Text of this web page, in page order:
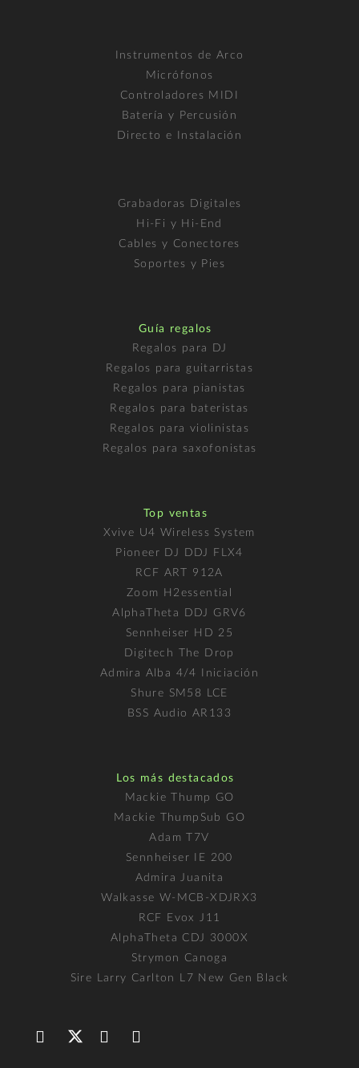
Instrumentos de Arco
Micrófonos
Controladores MIDI
Batería y Percusión
Directo e Instalación
Grabadoras Digitales
Hi-Fi y Hi-End
Cables y Conectores
Soportes y Pies
Guía regalos
Regalos para DJ
Regalos para guitarristas
Regalos para pianistas
Regalos para bateristas
Regalos para violinistas
Regalos para saxofonistas
Top ventas
Xvive U4 Wireless System
Pioneer DJ DDJ FLX4
RCF ART 912A
Zoom H2essential
AlphaTheta DDJ GRV6
Sennheiser HD 25
Digitech The Drop
Admira Alba 4/4 Iniciación
Shure SM58 LCE
BSS Audio AR133
Los más destacados
Mackie Thump GO
Mackie ThumpSub GO
Adam T7V
Sennheiser IE 200
Admira Juanita
Walkasse W-MCB-XDJRX3
RCF Evox J11
AlphaTheta CDJ 3000X
Strymon Canoga
Sire Larry Carlton L7 New Gen Black